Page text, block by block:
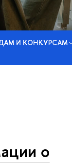
И КОНКУРСАМ
о